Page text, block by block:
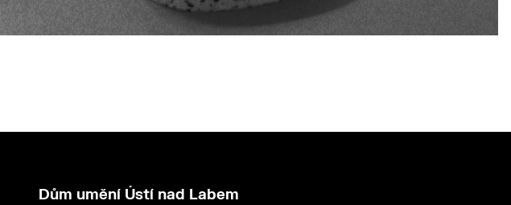
Dům umění Ústí nad Labem